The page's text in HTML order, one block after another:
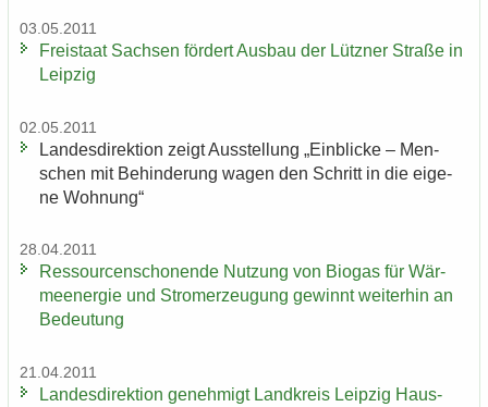
03.05.2011
Frei­staat Sach­sen för­dert Aus­bau der Lütz­ner Stra­ße in
Leip­zig
02.05.2011
Lan­des­di­rek­ti­on zeigt Aus­stel­lung „Ein­bli­cke – Men­
schen mit Be­hin­de­rung wagen den Schritt in die ei­ge­
ne Woh­nung“
28.04.2011
Res­sour­cen­scho­nen­de Nut­zung von Bio­gas für Wär­
me­en­er­gie und Strom­erzeu­gung ge­winnt wei­ter­hin an
Be­deu­tung
21.04.2011
Lan­des­di­rek­ti­on ge­neh­migt Land­kreis Leip­zig Haus­